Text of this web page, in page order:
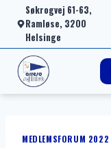
Fortsæt
indhold
Søkrogvej 61-63,
Ramløse, 3200
Helsinge
MEDLEMSFORUM 2022